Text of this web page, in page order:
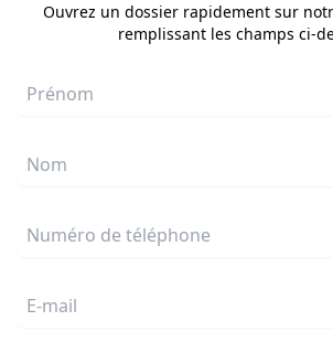
Ouvrez un dossier rapidement sur
remplissant les champs ci-
Prénom
Nom
Numéro de téléphone
E-mail